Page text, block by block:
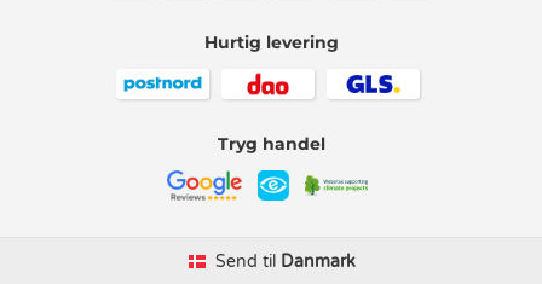
Send til Danmark
Hurtig levering
Tryg handel